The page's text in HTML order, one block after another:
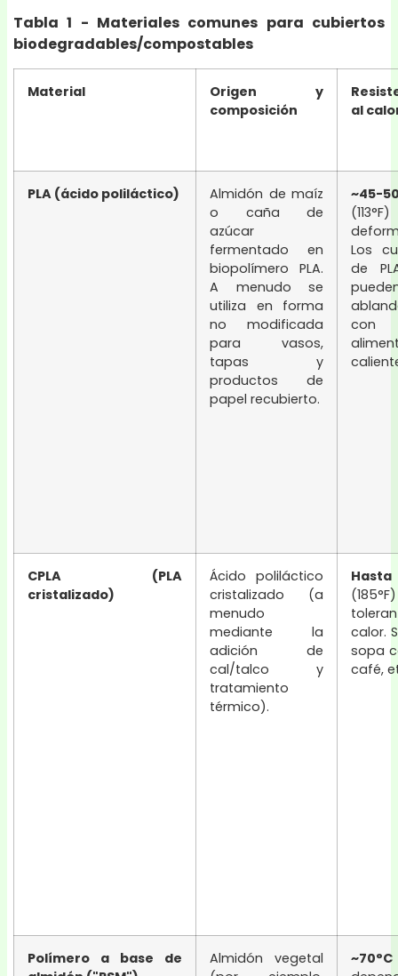
Tabla 1 - Materiales comunes para cubiertos
biodegradables/compostables
Material
Origen y
composición
al
PLA (ácido poliláctico)
Almidón de maíz
o caña de
azúcar
fermentado en
biopolímero PLA.
A menudo se
utiliza en forma
no modificada
para vasos,
tapas y
productos de
papel recubierto.
~45-
Los
de
CPLA (PLA
cristalizado)
Ácido poliláctico
cristalizado (a
menudo
mediante la
adición de
cal/talco y
tratamiento
térmico).
Hasta
(185°F)
calor.
sopa
café,
Polímero a base de
Almidón vegetal
~70°C